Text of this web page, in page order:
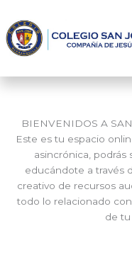
contenido
BIENVENIDOS A
Este es tu espacio
asincrónica, podrás
educándote a través
creativo de recursos
todo lo relacionado
de tu